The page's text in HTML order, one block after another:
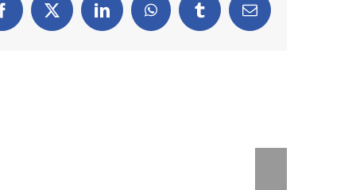
Facebook
X LinkedInWhatsAppTumblr Email